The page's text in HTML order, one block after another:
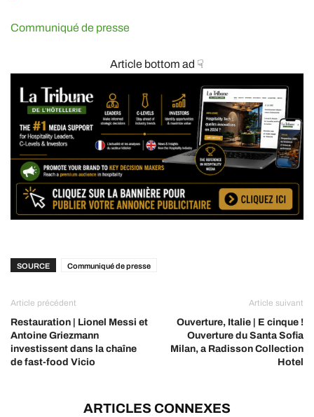
Communiqué de presse
Article bottom ad ☟
SOURCE Communiqué de presse
Article précédent
Restauration | Lionel Messi et
Antoine Griezmann
investissent dans la chaîne
de fast-food Vicio
Article suivant
Ouverture, Italie | E cinque !
Ouverture du Santa Sofia
Milan, a Radisson Collection
Hotel
ARTICLES CONNEXES